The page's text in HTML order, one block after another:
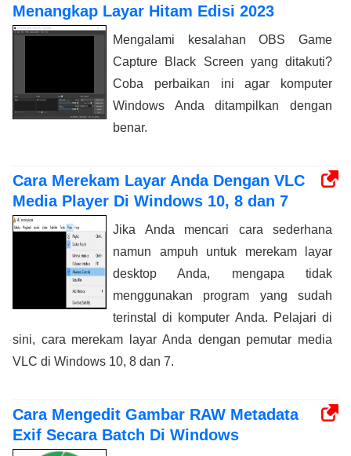
Menangkap Layar Hitam Edisi 2023
Mengalami kesalahan OBS Game
Capture Black Screen yang ditakuti?
Coba perbaikan ini agar komputer
Windows Anda ditampilkan dengan
benar.
Cara Merekam Layar Anda Dengan VLC
Media Player Di Windows 10, 8 dan 7
Jika Anda mencari cara sederhana
namun ampuh untuk merekam layar
desktop Anda, mengapa tidak
menggunakan program yang sudah
terinstal di komputer Anda. Pelajari di
sini, cara merekam layar Anda dengan pemutar media
VLC di Windows 10, 8 dan 7.
Cara Mengedit Gambar RAW Metadata
Exif Secara Batch Di Windows